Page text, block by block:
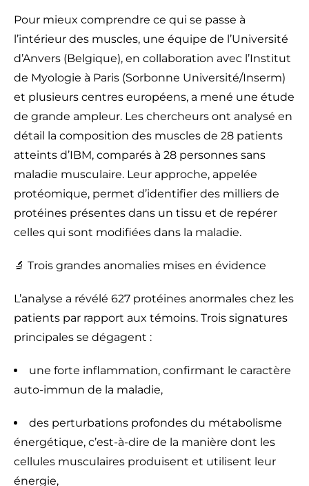
Pour mieux comprendre ce qui se passe à
l’intérieur des muscles, une équipe de l’Université
d’Anvers (Belgique), en collaboration avec l’Institut
de Myologie à Paris (Sorbonne Université/Inserm)
et plusieurs centres européens, a mené une étude
de grande ampleur. Les chercheurs ont analysé en
détail la composition des muscles de 28 patients
atteints d’IBM, comparés à 28 personnes sans
maladie musculaire. Leur approche, appelée
protéomique, permet d’identifier des milliers de
protéines présentes dans un tissu et de repérer
celles qui sont modifiées dans la maladie.
🔬 Trois grandes anomalies mises en évidence
L’analyse a révélé 627 protéines anormales chez les
patients par rapport aux témoins. Trois signatures
principales se dégagent :
une forte inflammation, confirmant le caractère
auto-immun de la maladie,
des perturbations profondes du métabolisme
énergétique, c’est-à-dire de la manière dont les
cellules musculaires produisent et utilisent leur
énergie,